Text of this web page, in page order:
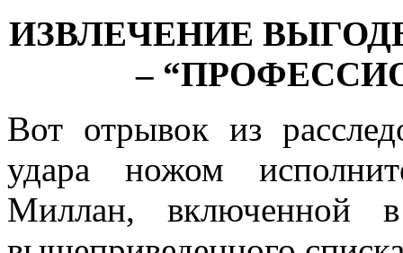
ИЗВЛЕЧЕНИЕ
–
Вот отрывок из
удара ножом
Миллан, включенной